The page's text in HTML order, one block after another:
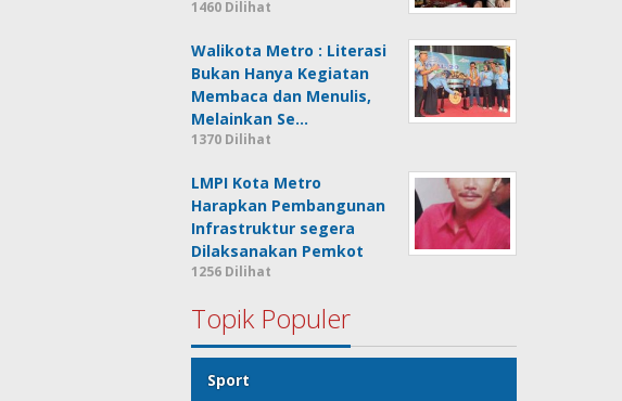
1460 Dilihat
Walikota Metro : Literasi
Bukan Hanya Kegiatan
Membaca dan Menulis,
Melainkan Se…
1370 Dilihat
LMPI Kota Metro
Harapkan Pembangunan
Infrastruktur segera
Dilaksanakan Pemkot
1256 Dilihat
Topik Populer
Sport